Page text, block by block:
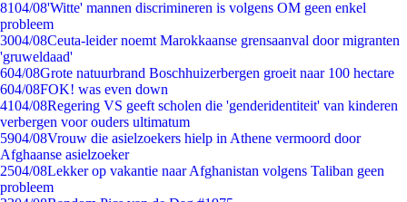
8104/08'Witte' mannen discrimineren is volgens OM geen enkel
probleem
3004/08Ceuta-leider noemt Marokkaanse grensaanval door migranten
'gruweldaad'
604/08Grote natuurbrand Boschhuizerbergen groeit naar 100 hectare
604/08FOK! was even down
4104/08Regering VS geeft scholen die 'genderidentiteit' van kinderen
verbergen voor ouders ultimatum
5904/08Vrouw die asielzoekers hielp in Athene vermoord door
Afghaanse asielzoeker
2504/08Lekker op vakantie naar Afghanistan volgens Taliban geen
probleem